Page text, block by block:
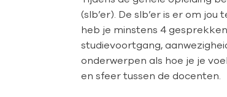
(slb’er). De slb’er is er om
heb je minstens 4
studievoortgang,
onderwerpen als hoe je je
en sfeer tussen de docenten.